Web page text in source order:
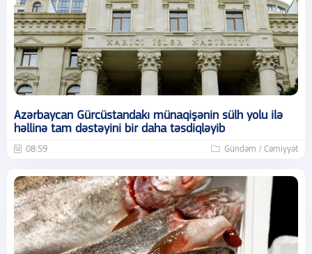
Azərbaycan Gürcüstandakı münaqişənin sülh yolu ilə
həllinə tam dəstəyini bir daha təsdiqləyib
08:59 Gündəm / Cəmiyyət